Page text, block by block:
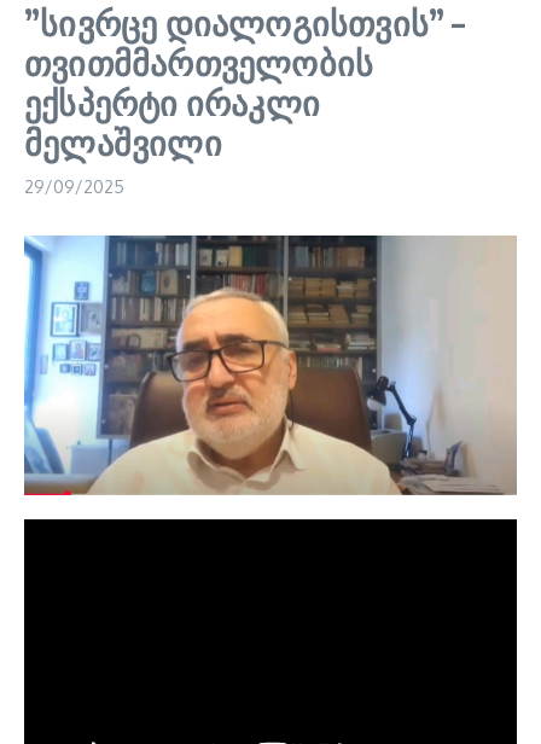
”სივრცე დიალოგისთვის” –
თვითმმართველობის
ექსპერტი ირაკლი
მელაშვილი
29/09/2025